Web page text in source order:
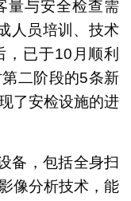
量与安全检查需
人员培训、技术
已于10月顺利
二阶段的5条新
了安检设施的进
备，包括全身扫
像分析技术，能